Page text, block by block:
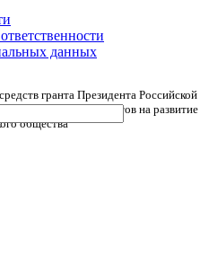
данных
гранта Президента Российской
президентских грантов на развитие
общества